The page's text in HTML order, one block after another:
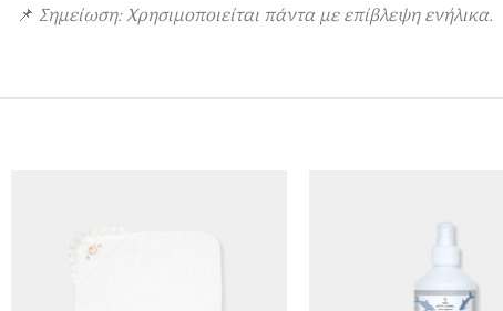
📌 Σημείωση: Χρησιμοποιείται πάντα με επίβλεψη ενήλικα.